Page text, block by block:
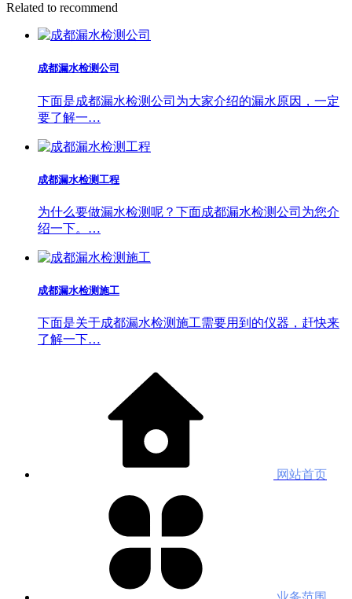
Related to recommend
成都漏水检测公司
下面是成都漏水检测公司为大家介绍的漏水原因，一定
要了解一…
成都漏水检测工程
为什么要做漏水检测呢？下面成都漏水检测公司为您介
绍一下。…
成都漏水检测施工
下面是关于成都漏水检测施工需要用到的仪器，赶快来
了解一下…
网站首页